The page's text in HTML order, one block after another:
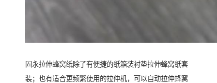
固永拉伸蜂窝纸除了有便捷的纸箱装衬垫拉伸蜂窝纸套
装；也有适合更频繁使用的拉伸机，可以自动拉伸蜂窝